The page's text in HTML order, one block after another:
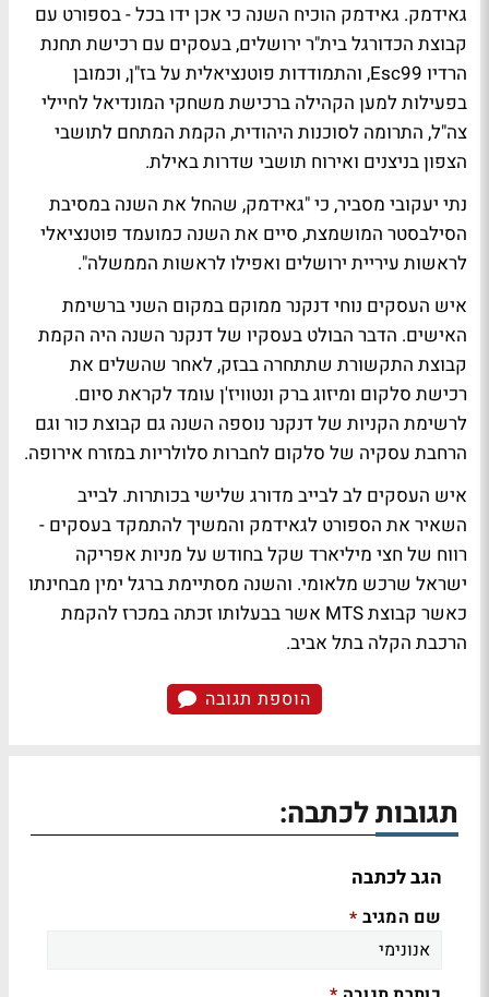
גאידמק. גאידמק הוכיח השנה כי אכן ידו בכל - בספורט עם
קבוצת הכדורגל בית"ר ירושלים, בעסקים עם רכישת תחנת
הרדיו Esc99, והתמודדות פוטנציאלית על בז"ן, וכמובן
בפעילות למען הקהילה ברכישת משחקי המונדיאל לחיילי
צה"ל, התרומה לסוכנות היהודית, הקמת המתחם לתושבי
הצפון בניצנים ואירוח תושבי שדרות באילת.
נתי יעקובי מסביר, כי "גאידמק, שהחל את השנה במסיבת
הסילבסטר המושמצת, סיים את השנה כמועמד פוטנציאלי
לראשות עיריית ירושלים ואפילו לראשות הממשלה".
איש העסקים נוחי דנקנר ממוקם במקום השני ברשימת
האישים. הדבר הבולט בעסקיו של דנקנר השנה היה הקמת
קבוצת התקשורת שתתחרה בבזק, לאחר שהשלים את
רכישת סלקום ומיזוג ברק ונטוויז'ן עומד לקראת סיום.
לרשימת הקניות של דנקנר נוספה השנה גם קבוצת כור וגם
הרחבת עסקיה של סלקום לחברות סלולריות במזרח אירופה.
איש העסקים לב לבייב מדורג שלישי בכותרות. לבייב
השאיר את הספורט לגאידמק והמשיך להתמקד בעסקים -
רווח של חצי מיליארד שקל בחודש על מניות אפריקה
ישראל שרכש מלאומי. והשנה מסתיימת ברגל ימין מבחינתו
כאשר קבוצת MTS אשר בבעלותו זכתה במכרז להקמת
הרכבת הקלה בתל אביב.
הוספת תגובה
תגובות לכתבה:
הגב לכתבה
שם המגיב *